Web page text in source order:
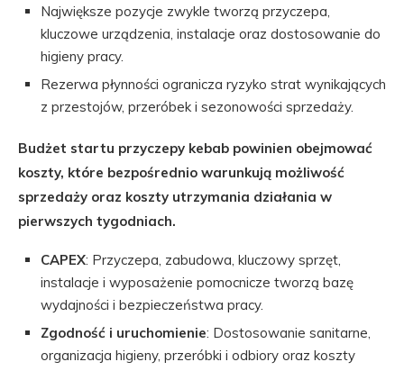
Największe pozycje zwykle tworzą przyczepa,
kluczowe urządzenia, instalacje oraz dostosowanie do
higieny pracy.
Rezerwa płynności ogranicza ryzyko strat wynikających
z przestojów, przeróbek i sezonowości sprzedaży.
Budżet startu przyczepy kebab powinien obejmować
koszty, które bezpośrednio warunkują możliwość
sprzedaży oraz koszty utrzymania działania w
pierwszych tygodniach.
CAPEX: Przyczepa, zabudowa, kluczowy sprzęt,
instalacje i wyposażenie pomocnicze tworzą bazę
wydajności i bezpieczeństwa pracy.
Zgodność i uruchomienie: Dostosowanie sanitarne,
organizacja higieny, przeróbki i odbiory oraz koszty